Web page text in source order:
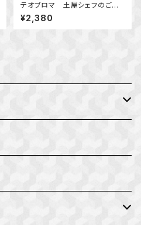
テオブロマ 土屋シェフのご褒
美ガトーショコラ
¥2,380